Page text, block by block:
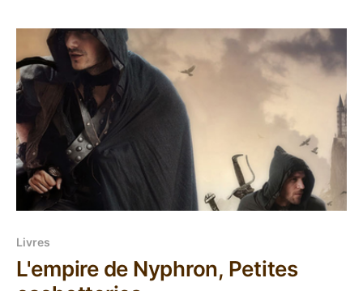
Livres
L'empire de Nyphron, Petites